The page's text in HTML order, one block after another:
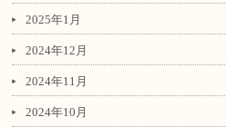
2025年1月
2024年12月
2024年11月
2024年10月